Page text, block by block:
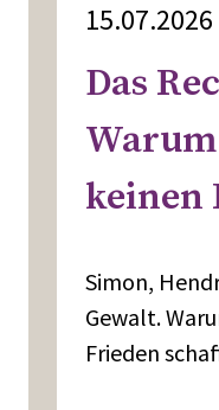
Das
keinen
Simon,
Gewalt.
Frieden